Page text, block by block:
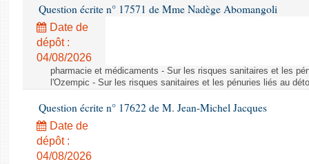
Question écrite n° 17571 de Mme Nadège Abomangoli
Date de
dépôt :
04/08/2026
pharmacie et médicaments - Sur les risques sanitaires et les
l'Ozempic - Sur les risques sanitaires et les pénuries liés au
Question écrite n° 17622 de M. Jean-Michel Jacques
Date de
dépôt :
04/08/2026